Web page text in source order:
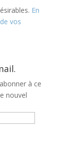
En
vos
à ce
nouvel